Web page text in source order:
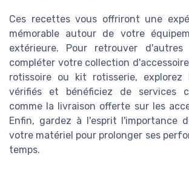
Ces recettes vous offriront une
mémorable autour de votre
extérieure. Pour retrouver d'autres
compléter votre collection
rotissoire ou kit rotisserie,
vérifiés et bénéficiez de services
comme la livraison offerte sur les
Enfin, gardez à l'esprit l'importance
votre matériel pour prolonger ses
temps.